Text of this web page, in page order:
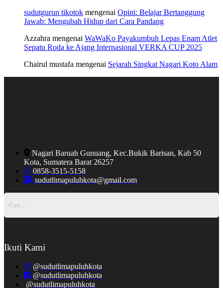
sudutgurun tikotok mengenai Opini: Belajar Bertanggung
Jawab: Mengubah Hidup dari Cara Pandang
Azzahra mengenai WaWaKo Payakumbuh Lepas Enam Atlet
Sepatu Roda ke Ajang Internasional VERKA CUP 2025
Chairul mustafa mengenai Sejarah Singkat Nagari Koto Alam
Nagari Baruah Gunuang, Kec.Bukik Barisan, Kab 50
Kota, Sumatera Barat 26257
0858-3515-5158
sudutlimapuluhkota@gmail.com
Ikuti Kami
@sudutlimapuluhkota
@sudutlimapuluhkota
@sudutlimapuluhkota